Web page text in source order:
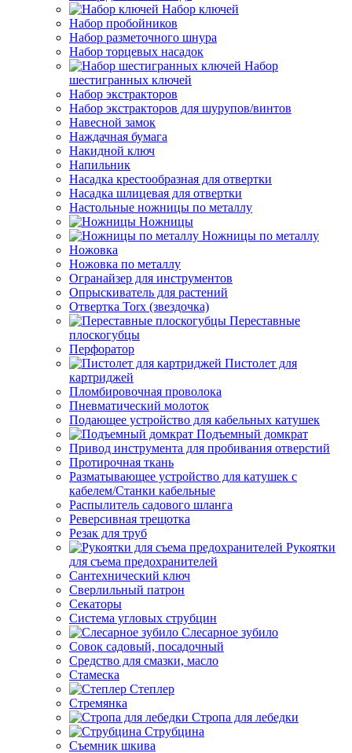
Набор ключей
Набор пробойников
Набор разметочного шнура
Набор торцевых насадок
Набор
шестигранных ключей
Набор экстракторов
Набор экстракторов для шурупов/винтов
Навесной замок
Наждачная бумага
Накидной ключ
Напильник
Насадка крестообразная для отвертки
Насадка шлицевая для отвертки
Настольные ножницы по металлу
Ножницы
Ножницы по металлу
Ножовка
Ножовка по металлу
Огранайзер для инструментов
Опрыскиватель для растений
Отвертка Torx (звездочка)
Переставные
плоскогубцы
Перфоратор
Пистолет для
картриджей
Пломбировочная проволока
Пневматический молоток
Подающее устройство для кабельных катушек
Подъемный домкрат
Привод инструмента для пробивания отверстий
Протирочная ткань
Разматывающее устройство для катушек с
кабелем/Станки кабельные
Распылитель садового шланга
Реверсивная трещотка
Резак для труб
Рукоятки
для съема предохранителей
Сантехнический ключ
Сверлильный патрон
Секаторы
Система угловых струбцин
Слесарное зубило
Совок садовый, посадочный
Средство для смазки, масло
Стамеска
Степлер
Стремянка
Стропа для лебедки
Струбцина
Съемник шкива